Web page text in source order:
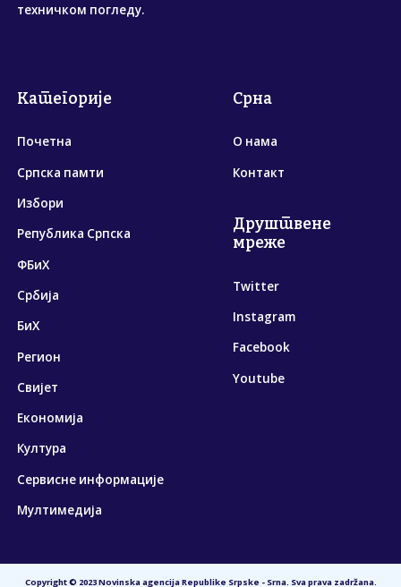
техничком погледу.
Категорије
Почетна
Српска памти
Избори
Република Српска
ФБиХ
Србија
БиХ
Регион
Свијет
Економија
Култура
Сервисне информације
Мултимедија
Срна
О нама
Контакт
Друштвене
мреже
Twitter
Instagram
Facebook
Youtube
Copyright © 2023 Novinska agencija Republike Srpske - Srna. Sva prava zadržana.